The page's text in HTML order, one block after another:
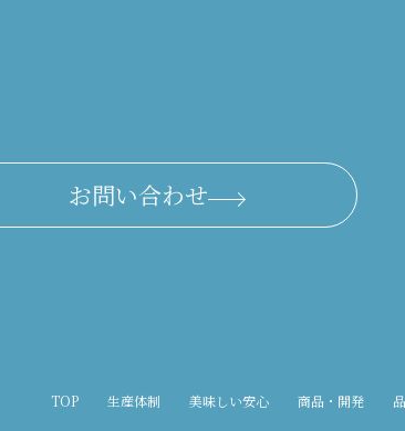
お問い合わせ
TOP 生産体制 美味しい安心 商品・開発